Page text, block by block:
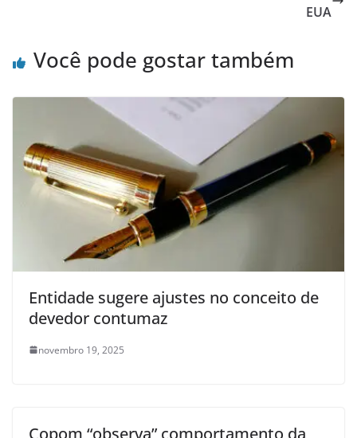
EUA
Você pode gostar também
Entidade sugere ajustes no conceito de
devedor contumaz
novembro 19, 2025
Copom “observa” comportamento da